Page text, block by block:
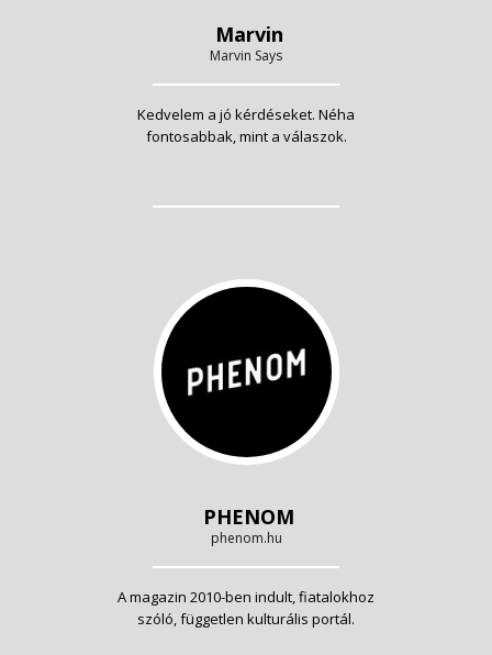
Marvin
Marvin Says
Kedvelem a jó kérdéseket. Néha
fontosabbak, mint a válaszok.
PHENOM
phenom.hu
A magazin 2010-ben indult, fiatalokhoz
szóló, független kulturális portál.